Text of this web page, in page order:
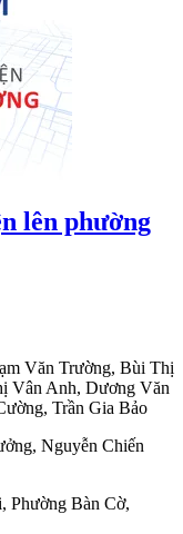
lên phường
Văn Trường, Bùi Thị
Vân Anh, Dương Văn
, Trần Gia Bảo
, Nguyễn Chiến
Phường Bàn Cờ,